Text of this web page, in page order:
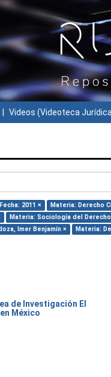
Videos (Videoteca
Fecha: 2011 × Materia: Derecho
Materia: Sociología del
Imer Benjamín × Materia:
de Investigación El
México